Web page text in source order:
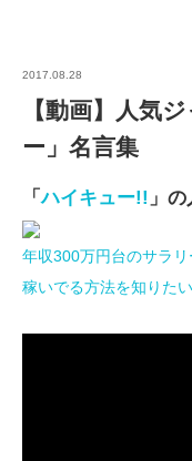
2017.08.28
【動画】人気
ー」名言集
「ハイキュー!! 」
年収300万円台のサラ
稼いでる方法を知りた